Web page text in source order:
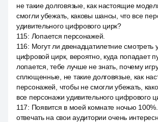
не такие долговязые, как настоящие
смогли убежать, каковы шансы, что все
удивительного цифрового цирк?
115: Лопается персонажей.
116: Могут ли двенадцатилетние смотреть
цифровой цирк, вероятно, куда попадает
лопается, тебе лучше не знать, почему
сплющенные, не такие долговязые, как
персонажей, чтобы не смогли убежать,
все персонажи удивительного цифрового
117: Появится в моей комнате ночью 100%.
отвечать на свои аудитории очень